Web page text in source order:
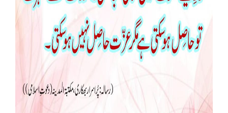
Departments